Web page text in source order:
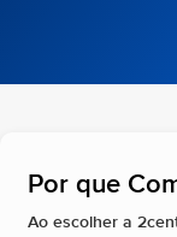
Por que
Ao escolher a